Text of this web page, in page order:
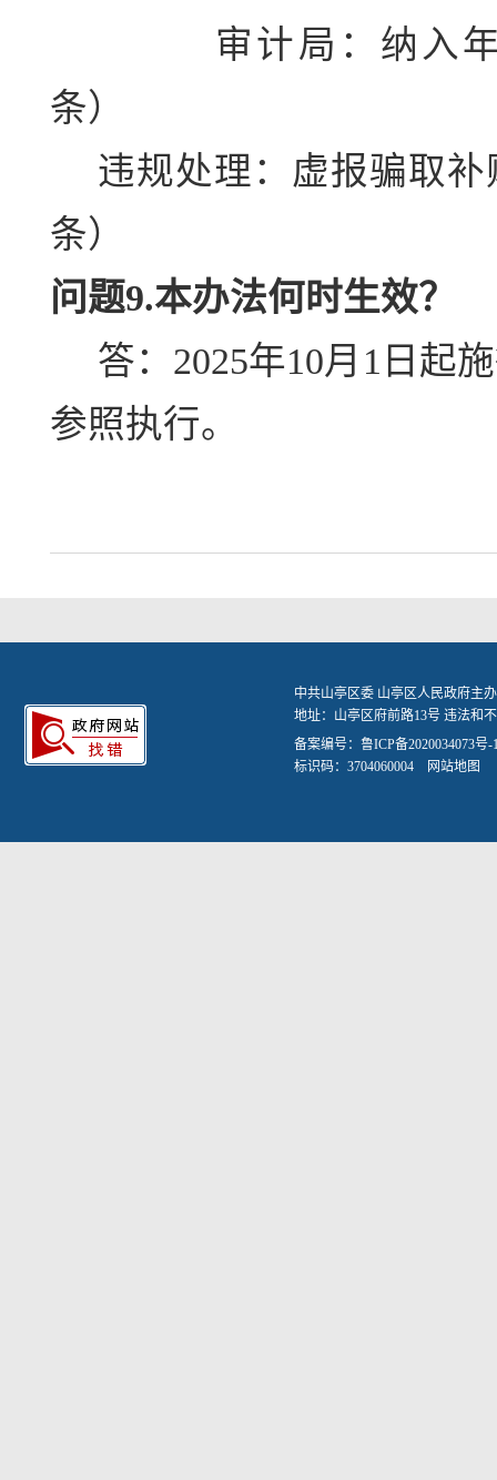
审计局：纳入
条）
违规处理：虚报骗取
条）
问题9.本办法何时生效？
答：2025年10月1日起
参照执行。
中共山亭区委 山亭区人民政府主
地址：山亭区府前路13号 违法和
备案编号： 鲁ICP备2020034073号-
标识码：3704060004 网站地图